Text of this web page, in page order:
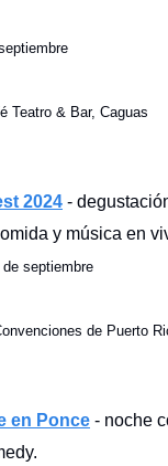
Teatro & Bar, Caguas
2024 -
y música en
septiembre
de Puerto
en Ponce - noche